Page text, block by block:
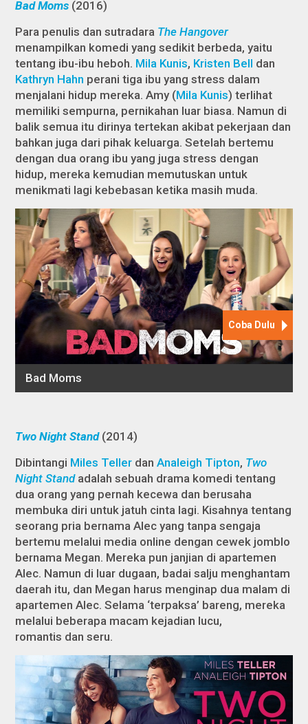
Bad Moms (2016)
Para penulis dan sutradara The Hangover
menampilkan komedi yang sedikit berbeda, yaitu
tentang ibu-ibu heboh. Mila Kunis, Kristen Bell dan
Kathryn Hahn perani tiga ibu yang stress dalam
menjalani hidup mereka. Amy (Mila Kunis) terlihat
memiliki sempurna, pernikahan luar biasa. Namun di
balik semua itu dirinya tertekan akibat pekerjaan dan
bahkan juga dari pihak keluarga. Setelah bertemu
dengan dua orang ibu yang juga stress dengan
hidup, mereka kemudian memutuskan untuk
menikmati lagi kebebasan ketika masih muda.
Two Night Stand(2014)
Dibintangi Miles Teller danAnaleigh Tipton, Two
Night Standadalah sebuah drama komedi tentang
dua orang yang pernah kecewa dan berusaha
membuka diri untuk jatuh cinta lagi. Kisahnya tentang
seorang pria bernama Alec yang tanpa sengaja
bertemu melalui media online dengan cewek jomblo
bernama Megan. Mereka pun janjian di apartemen
Alec. Namun di luar dugaan, badai salju menghantam
daerah itu, dan Megan harus menginap dua malam di
apartemen Alec. Selama ‘terpaksa’ bareng, mereka
melalui beberapa macam kejadian lucu,
romantis dan seru.